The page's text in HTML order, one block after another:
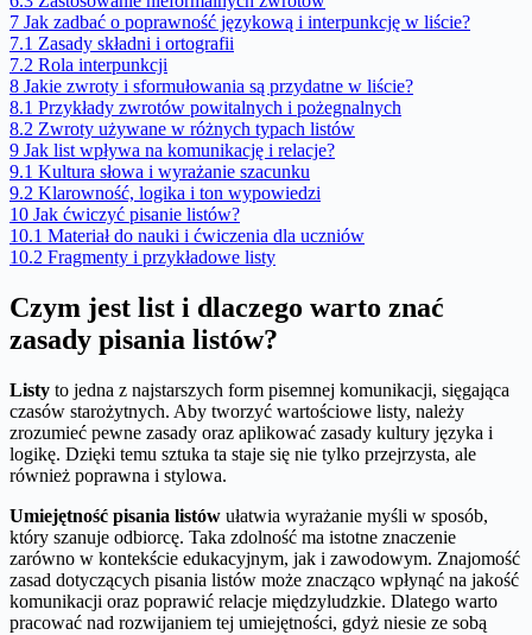
7 Jak zadbać o poprawność językową i interpunkcję w liście?
7.1 Zasady składni i ortografii
7.2 Rola interpunkcji
8 Jakie zwroty i sformułowania są przydatne w liście?
8.1 Przykłady zwrotów powitalnych i pożegnalnych
8.2 Zwroty używane w różnych typach listów
9 Jak list wpływa na komunikację i relacje?
9.1 Kultura słowa i wyrażanie szacunku
9.2 Klarowność, logika i ton wypowiedzi
10 Jak ćwiczyć pisanie listów?
10.1 Materiał do nauki i ćwiczenia dla uczniów
10.2 Fragmenty i przykładowe listy
Czym jest list i dlaczego warto znać
zasady pisania listów?
Listy to jedna z najstarszych form pisemnej komunikacji, sięgająca
czasów starożytnych. Aby tworzyć wartościowe listy, należy
zrozumieć pewne zasady oraz aplikować zasady kultury języka i
logikę. Dzięki temu sztuka ta staje się nie tylko przejrzysta, ale
również poprawna i stylowa.
Umiejętność pisania listów ułatwia wyrażanie myśli w sposób,
który szanuje odbiorcę. Taka zdolność ma istotne znaczenie
zarówno w kontekście edukacyjnym, jak i zawodowym. Znajomość
zasad dotyczących pisania listów może znacząco wpłynąć na jakość
komunikacji oraz poprawić relacje międzyludzkie. Dlatego warto
pracować nad rozwijaniem tej umiejętności, gdyż niesie ze sobą